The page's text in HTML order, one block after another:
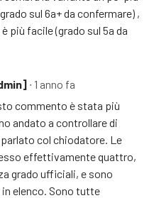
sul 6a+ da confermare) ,
più facile (grado sul 5a da
∙ 1 anno fa
commento è stata più
andato a controllare di
col chiodatore. Le
effettivamente quattro,
grado ufficiali, e sono
elenco. Sono tutte